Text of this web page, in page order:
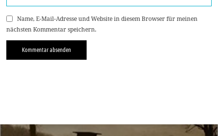
Name, E-Mail-Adresse und Website in diesem Browser für meinen
nächsten Kommentar speichern.